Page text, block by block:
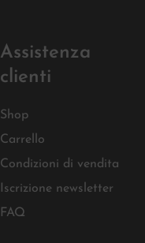
Assistenza
clienti
Shop
Carrello
Condizioni di vendita
Iscrizione newsletter
FAQ